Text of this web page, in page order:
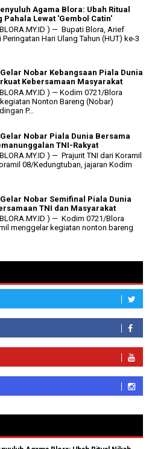
Agama Blora: Ubah Ritual
Pahala Lewat 'Gembol Catin'
) — Bupati Blora, Arief
Hari Ulang Tahun (HUT) ke-3
Nobar Kebangsaan Piala Dunia
Kebersamaan Masyarakat
) — Kodim 0721/Blora
Nonton Bareng (Nobar)
P...
Nobar Piala Dunia Bersama
TNI-Rakyat
) — Prajurit TNI dari Koramil
08/Kedungtuban, jajaran Kodim
Nobar Semifinal Piala Dunia
TNI dan Masyarakat
) — Kodim 0721/Blora
menggelar kegiatan nonton bareng